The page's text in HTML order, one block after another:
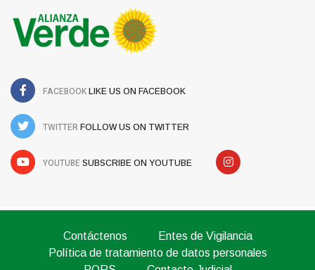
FACEBOOK LIKE US ON FACEBOOK
TWITTER FOLLOW US ON TWITTER
YOUTUBE SUBSCRIBE ON YOUTUBE
Contáctenos
Entes de Vigilancia
Política de tratamiento de datos personales